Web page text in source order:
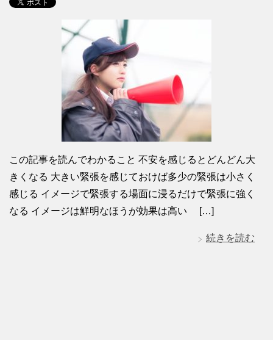
この記事を読んでわかること 不安を感じるとどんどん大
きくなる 大きい緊張を感じておけば多少の緊張は小さく
感じる イメージで緊張する場面に浸るだけで緊張に強く
なる イメージは鮮明なほうが効果は高い […]
続きを読む